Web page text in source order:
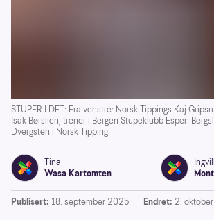
STUPER I DET: Fra venstre: Norsk Tippings Kaj
Isak Børslien, trener i Bergen Stupeklubb Espen
Dvergsten i Norsk Tipping.
Tina
Wasa Kartomten
Publisert: 18. september 2025 Endret: 2.